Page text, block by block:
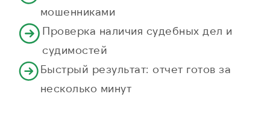
мошенниками
Проверка наличия судебных дел и
судимостей
Быстрый результат: отчет готов за
несколько минут